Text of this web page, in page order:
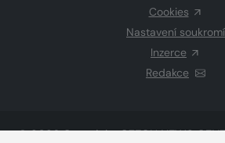
Cookies
Nastavení soukromí
Inzerce
Redakce
© 2026 CopyrightCZECH NEWS